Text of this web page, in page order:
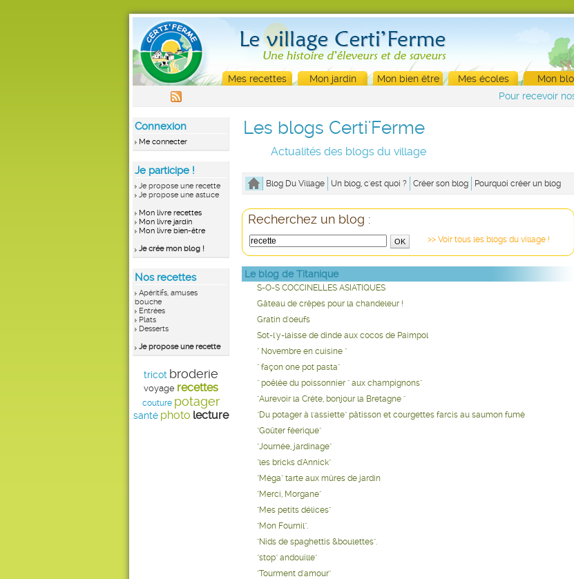
Mes recettes Mon jardin Mon bien être Mes écoles
Mon
Pour recevoir
Connexion
Me connecter
Je participe !
Je propose une recette
Je propose une astuce
Mon livre recettes
Mon livre jardin
Mon livre bien-être
Je crée mon blog !
Nos recettes
Apéritifs, amuses
bouche
Entrées
Plats
Desserts
Je propose une recette
tricot broderie
voyage recettes
couture potager
santé photo lecture
Les blogs Certi'Ferme
Actualités des blogs du village
Blog Du Village Un blog, c'est quoi ? Créer son blog Pourquoi créer un blog
Recherchez un blog :
>> Voir tous les blogs du village !
Le blog de Titanique
S-O-S COCCINELLES ASIATIQUES
Gâteau de crêpes pour la chandeleur !
Gratin d'oeufs
Sot-l'y-laisse de dinde aux cocos de Paimpol
" Novembre en cuisine "
" façon one pot pasta"
" poêlée du poissonnier " aux champignons"
"Aurevoir la Créte, bonjour la Bretagne "
"Du potager à l'assiette" pâtisson et courgettes farcis au saumon fumé
"Goûter féerique"
"Journée, jardinage"
"les bricks d'Annick"
"Méga" tarte aux mûres de jardin
"Merci, Morgane"
"Mes petits délices"
"Mon Fournil".
"Nids de spaghettis &boulettes".
"stop" andouille"
"Tourment d'amour"